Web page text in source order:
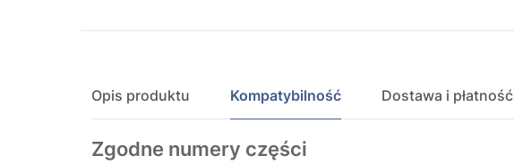
Opis produktu Kompatybilność Dostawa i płatność
Zgodne numery części